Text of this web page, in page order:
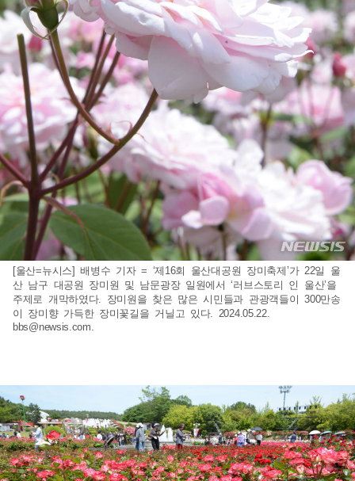
[울산=뉴시스] 배병수 기자 = ‘제16회 울산대공원 장미축제’가 22일 울
산 남구 대공원 장미원 및 남문광장 일원에서 ‘러브스토리 인 울산’을
주제로 개막하였다. 장미원을 찾은 많은 시민들과 관광객들이 300만송
이 장미향 가득한 장미꽃길을 거닐고 있다. 2024.05.22.
bbs@newsis.com.